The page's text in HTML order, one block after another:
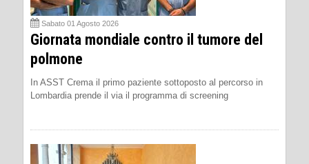
Sabato 01 Agosto 2026
Giornata mondiale contro il tumore del
polmone
In ASST Crema il primo paziente sottoposto al percorso in
Lombardia prende il via il programma di screening